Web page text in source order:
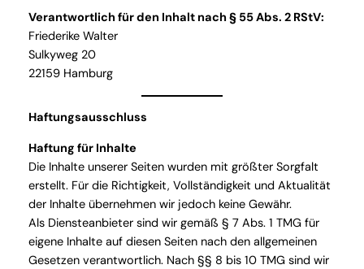
Verantwortlich für den Inhalt nach § 55 Abs. 2 RStV:
Friederike Walter
Sulkyweg 20
22159 Hamburg
Haftungsausschluss
Haftung für Inhalte
Die Inhalte unserer Seiten wurden mit größter Sorgfalt
erstellt. Für die Richtigkeit, Vollständigkeit und Aktualität
der Inhalte übernehmen wir jedoch keine Gewähr.
Als Diensteanbieter sind wir gemäß § 7 Abs. 1 TMG für
eigene Inhalte auf diesen Seiten nach den allgemeinen
Gesetzen verantwortlich. Nach §§ 8 bis 10 TMG sind wir